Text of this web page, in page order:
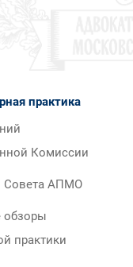
практика
Комиссии
Совета АПМО
обзоры
практики